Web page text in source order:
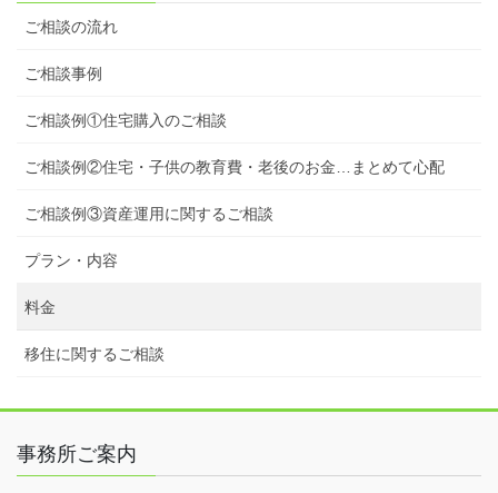
ご相談の流れ
ご相談事例
ご相談例①住宅購入のご相談
ご相談例②住宅・子供の教育費・老後のお金…まとめて心配
ご相談例③資産運用に関するご相談
プラン・内容
料金
移住に関するご相談
事務所ご案内